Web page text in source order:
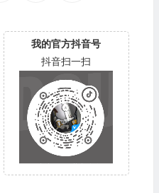
我的官方抖音号
抖音扫一扫